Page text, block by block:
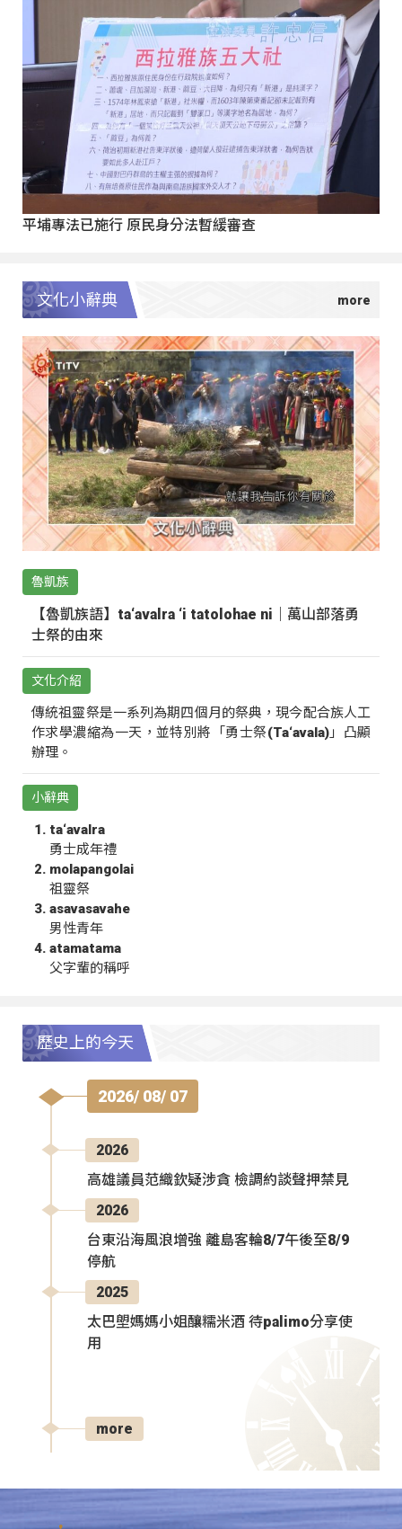
平埔專法已施行 原民身分法暫緩審查
文化小辭典
魯凱族
【魯凱族語】ta‘avalra ‘i tatolohae ni｜萬山部落勇
士祭的由來
文化介紹
傳統祖靈祭是一系列為期四個月的祭典，現今配合族人工
作求學濃縮為一天，並特別將「勇士祭(Ta‘avala)」凸顯
辦理。
小辭典
ta‘avalra
勇士成年禮
molapangolai
祖靈祭
asavasavahe
男性青年
atamatama
父字輩的稱呼
歷史上的今天
2026/ 08/ 07
2026
高雄議員范織欽疑涉貪 檢調約談聲押禁見
2026
台東沿海風浪增強 離島客輪8/7午後至8/9
停航
2025
太巴塱媽媽小姐釀糯米酒 待palimo分享使
用
more